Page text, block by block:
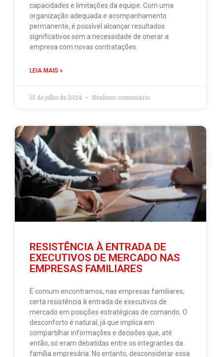
capacidades e limitações da equipe. Com uma
organização adequada e acompanhamento
permanente, é possível alcançar resultados
significativos sem a necessidade de onerar a
empresa com novas contratações.
LEIA MAIS »
15 de julho de 2024 Nenhum comentário
RESISTÊNCIA À ENTRADA DE
EXECUTIVOS DE MERCADO NAS
EMPRESAS FAMILIARES
É comum encontramos, nas empresas familiares,
certa resistência à entrada de executivos de
mercado em posições estratégicas de comando. O
desconforto é natural, já que implica em
compartilhar informações e decisões que, até
então, só eram debatidas entre os integrantes da
família empresária. No entanto, desconsiderar essa